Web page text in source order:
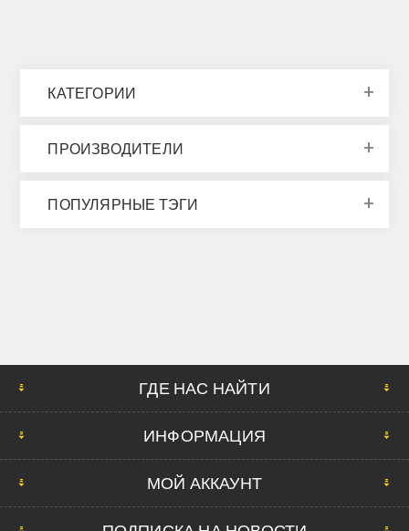
КАТЕГОРИИ
ПРОИЗВОДИТЕЛИ
ПОПУЛЯРНЫЕ ТЭГИ
ГДЕ НАС НАЙТИ
ИНФОРМАЦИЯ
МОЙ АККАУНТ